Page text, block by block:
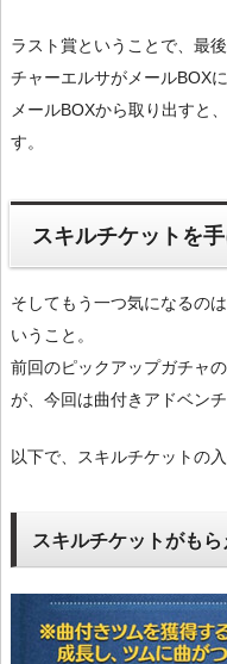
ラスト賞ということで、最
チャーエルサがメールBOXに
メールBOXから取り出すと
す。
スキルチケットを
そしてもう一つ気になるのは
いうこと。
前回のピックアップガチャ
が、今回は曲付きアドベン
以下で、スキルチケットの
スキルチケットがもら